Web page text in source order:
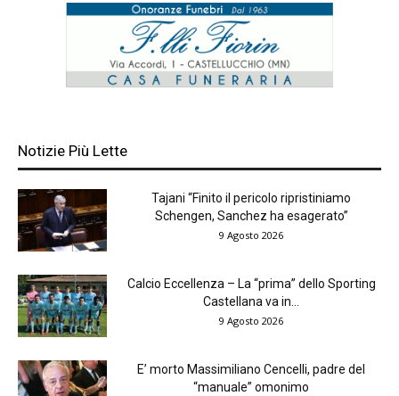
Notizie Più Lette
Tajani “Finito il pericolo ripristiniamo
Schengen, Sanchez ha esagerato”
9 Agosto 2026
Calcio Eccellenza – La “prima” dello Sporting
Castellana va in...
9 Agosto 2026
E’ morto Massimiliano Cencelli, padre del
“manuale” omonimo